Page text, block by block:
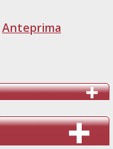
Anteprima